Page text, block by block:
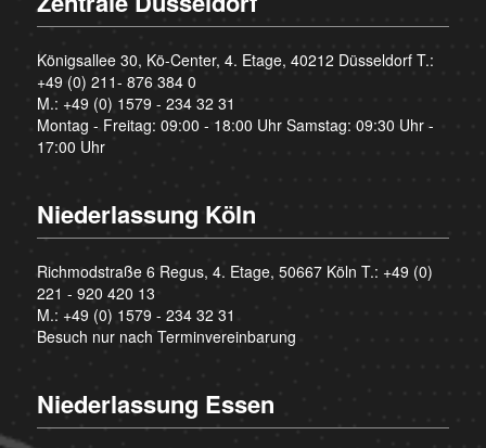
Königsallee 30, Kö-Center, 4. Etage, 40212 Düsseldorf T.:
+49 (0) 211- 876 384 0
M.: +49 (0) 1579 - 234 32 31
Montag - Freitag: 09:00 - 18:00 Uhr Samstag: 09:30 Uhr -
17:00 Uhr
Niederlassung Köln
Richmodstraße 6 Regus, 4. Etage, 50667 Köln T.: +49 (0)
221 - 920 420 13
M.: +49 (0) 1579 - 234 32 31
Besuch nur nach Terminvereinbarung
Niederlassung Essen